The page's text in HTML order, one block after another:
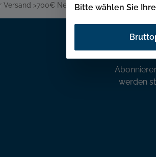
Versand >700€ Netto-Bestellwert
werden
Bitte wählen Sie